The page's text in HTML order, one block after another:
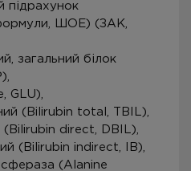
підрахунок
ШОЕ) (ЗАК,
загальний білок
GLU),
(Bilirubin total, TBIL),
(Bilirubin direct, DBIL),
(Bilirubin indirect, IB),
(Alanine